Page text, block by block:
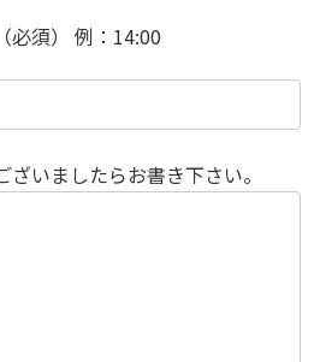
必須） 例：14:00
いましたらお書き下さい。